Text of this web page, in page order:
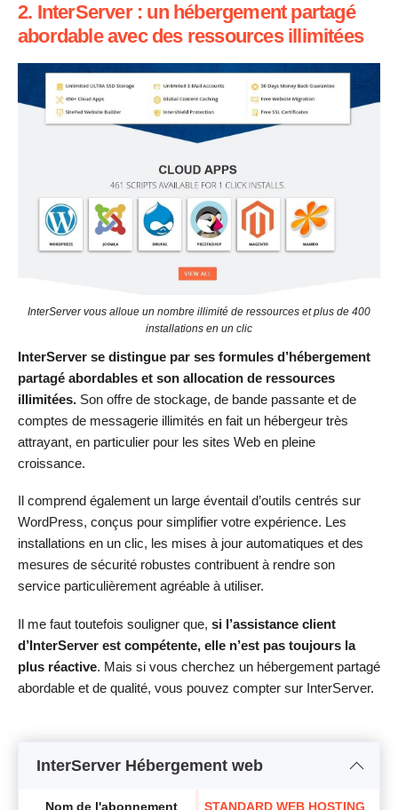
2. InterServer : un hébergement partagé
abordable avec des ressources illimitées
InterServer vous alloue un nombre illimité de ressources et plus de 400
installations en un clic
InterServer se distingue par ses formules d’hébergement
partagé abordables et son allocation de ressources
illimitées. Son offre de stockage, de bande passante et de
comptes de messagerie illimités en fait un hébergeur très
attrayant, en particulier pour les sites Web en pleine
croissance.
Il comprend également un large éventail d’outils centrés sur
WordPress, conçus pour simplifier votre expérience. Les
installations en un clic, les mises à jour automatiques et des
mesures de sécurité robustes contribuent à rendre son
service particulièrement agréable à utiliser.
Il me faut toutefois souligner que, si l’assistance client
d’InterServer est compétente, elle n’est pas toujours la
plus réactive. Mais si vous cherchez un hébergement partagé
abordable et de qualité, vous pouvez compter sur InterServer.
InterServer Hébergement web
Nom de l'abonnement STANDARD WEB HOSTING